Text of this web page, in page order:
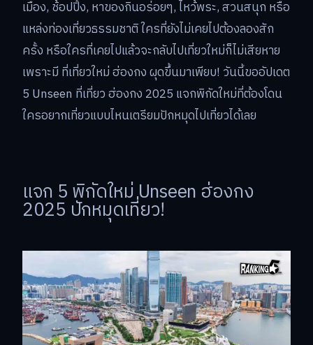
เมือง, ช้อปปิ้ง, หาของกินอร่อยๆ, ไหว้พระ, สวนสนุก หรือ
แหล่งท่องเที่ยวธรรมชาติ ใครที่ยังไม่เคยไปต้องลองสัก
ครั้ง หรือใครที่เคยไปแล้วจะกลับไปเที่ยวใหม่ก็ไม่เสียหาย
เพราะมี ที่เที่ยวใหม่ ฮ่องกง ผุดขึ้นมาเพียบ! วันนี้ขออัปเดต
5 Unseen ที่เที่ยว ฮ่องกง 2025 แจกพิกัดใหม่ที่ต้องโดน
ใครอยากเที่ยวแบบไหนเตรียมปักหมุดไปเที่ยวได้เลย
แจก 5 พิกัดใหม่ Unseen ฮ่องกง
2025 ปักหมุดเที่ยว!